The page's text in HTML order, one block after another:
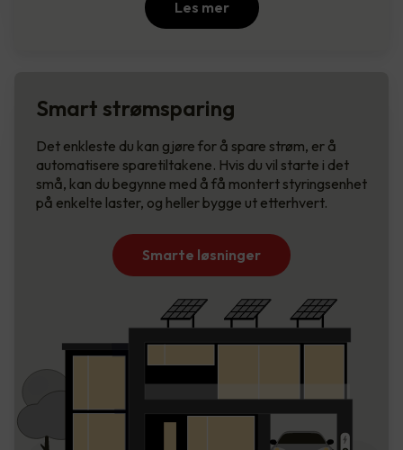
Les mer
Smart strømsparing
Det enkleste du kan gjøre for å spare strøm, er å
automatisere sparetiltakene. Hvis du vil starte i det
små, kan du begynne med å få montert styringsenhet
på enkelte laster, og heller bygge ut etterhvert.
Smarte løsninger